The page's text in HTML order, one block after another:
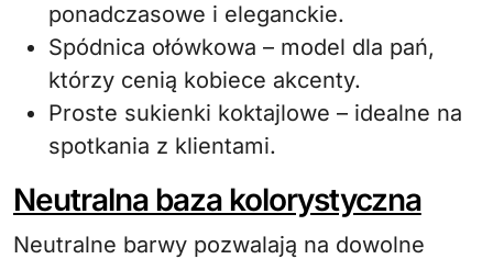
ponadczasowe i eleganckie.
Spódnica ołówkowa – model dla pań,
którzy cenią kobiece akcenty.
Proste sukienki koktajlowe – idealne na
spotkania z klientami.
Neutralna baza kolorystyczna
Neutralne barwy pozwalają na dowolne